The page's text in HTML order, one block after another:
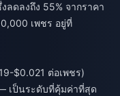
ลดลงถึง 55% จากราคา
เพชร อยู่ที่
$0.021 ต่อเพชร)
เป็นระดับที่คุ้มค่าที่สุด